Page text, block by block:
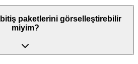
bitiş paketlerini görselleştirebilir
miyim?